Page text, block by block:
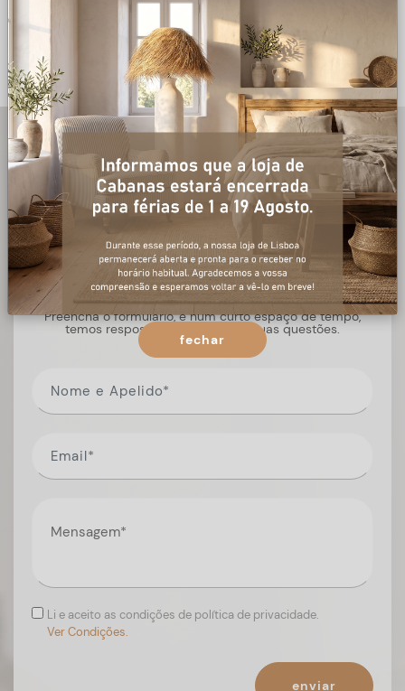
+ informações
Preencha o formulário, e num curto espaço de tempo,
temos respostas para todas as suas questões.
Li e aceito as condições de política de privacidade.
Ver Condições.
enviar
fechar